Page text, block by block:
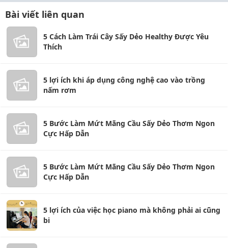
Bài viết liên quan
5 Cách Làm Trái Cây Sấy Dẻo Healthy Được Yêu
Thích
5 lợi ích khi áp dụng công nghệ cao vào trồng
nấm rơm
5 Bước Làm Mứt Mãng Cầu Sấy Dẻo Thơm Ngon
Cực Hấp Dẫn
5 Bước Làm Mứt Mãng Cầu Sấy Dẻo Thơm Ngon
Cực Hấp Dẫn
5 lợi ích của việc học piano mà không phải ai cũng
bi